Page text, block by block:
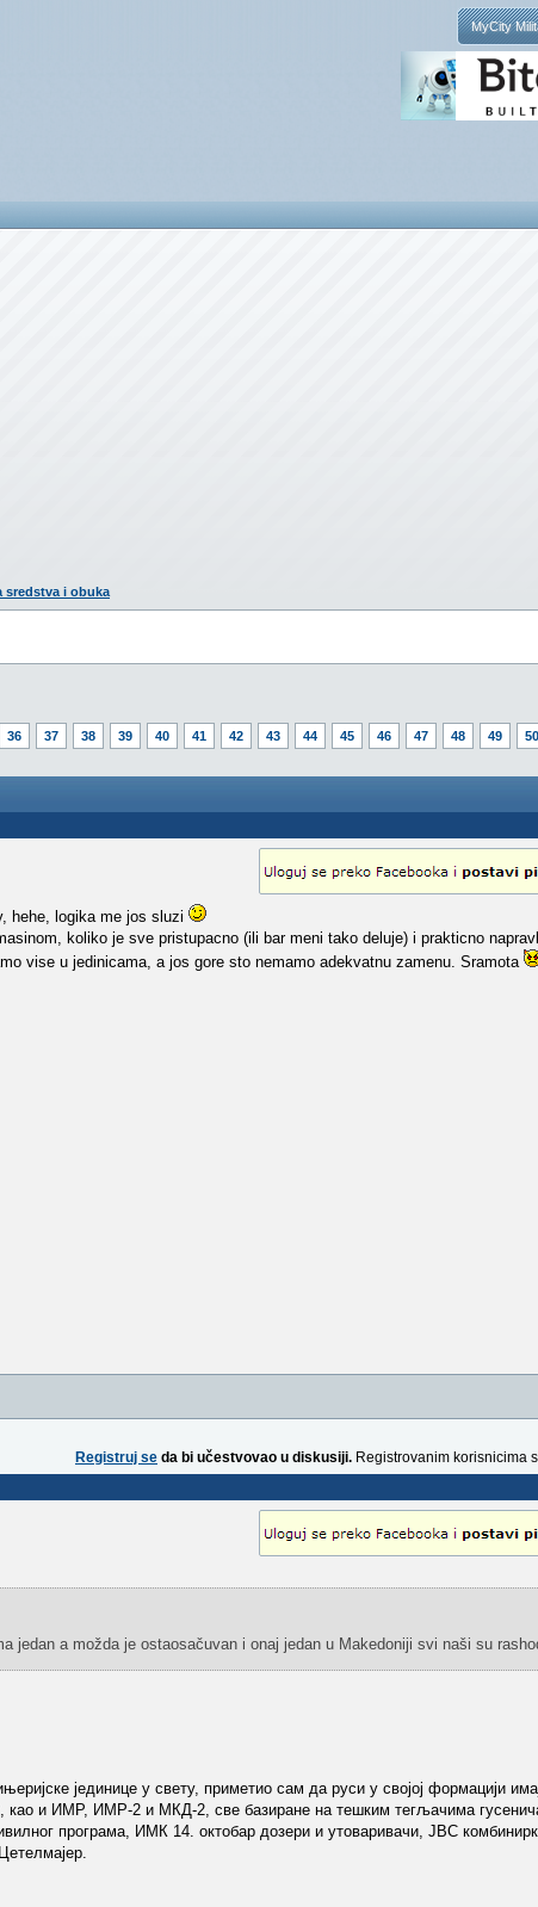
MyCity
sredstva i obuka
36 37 38 39 40 41 42 43 44 45 46 47 48 49 50
hehe, logika me jos sluzi
koliko je sve pristupacno (ili bar meni tako deluje) i prakticno
vise u jedinicama, a jos gore sto nemamo adekvatnu zamenu. Sramota
Registruj se da bi učestvovao u diskusiji. Registrovanim korisnicima
jedan a možda je ostaosačuvan i onaj jedan u Makedoniji svi naši su
јединице у свету, приметио сам да руси у својој формацији
и ИМР, ИМР-2 и МКД-2, све базиране на тешким тегљачима
програма, ИМК 14. октобар дозери и утоваривачи, ЈBC